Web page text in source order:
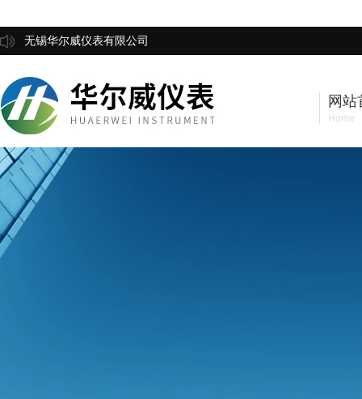
无锡华尔威仪表有限公司
网站
Home